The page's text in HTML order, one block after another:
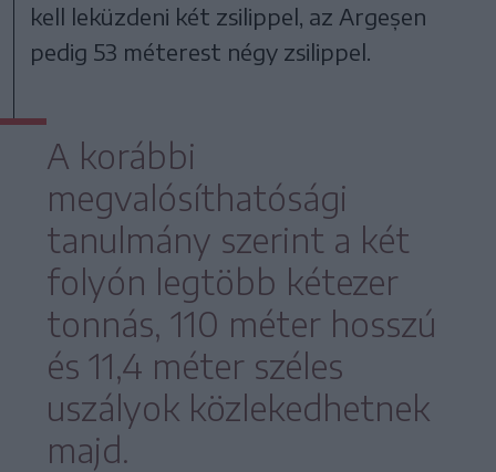
kell leküzdeni két zsilippel, az Argeșen
pedig 53 méterest négy zsilippel.
A korábbi
megvalósíthatósági
tanulmány szerint a két
folyón legtöbb kétezer
tonnás, 110 méter hosszú
és 11,4 méter széles
uszályok közlekedhetnek
majd.